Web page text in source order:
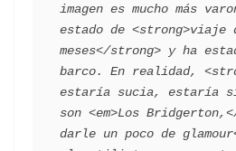
imagen es mucho más
estado de <strong>viaje
meses</strong> y ha
barco. En realidad,
estaría sucia, estaría
son <em>Los
darle un poco de